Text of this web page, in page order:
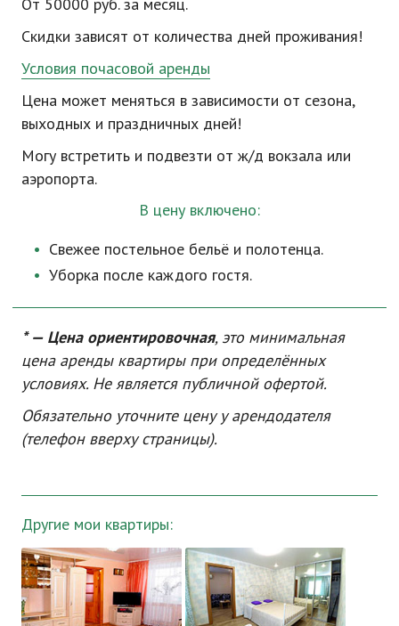
Скидки зависят от количества дней проживания!
Условия почасовой аренды
Цена может меняться в зависимости от сезона,
выходных и праздничных дней!
Могу встретить и подвезти от ж/д вокзала или
аэропорта.
В цену включено:
Свежее постельное бельё и полотенца.
Уборка после каждого гостя.
* — Цена ориентировочная, это минимальная
цена аренды квартиры при определённых
условиях. Не является публичной офертой.
Обязательно уточните цену у арендодателя
(телефон вверху страницы).
Другие мои квартиры: